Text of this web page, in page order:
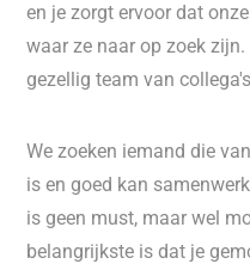
en je zorgt ervoor dat
waar ze naar op zoek
gezellig team van
We zoeken iemand die
is en goed kan
is geen must, maar wel
belangrijkste is dat je